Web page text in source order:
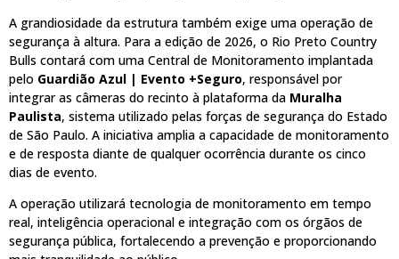
A grandiosidade da estrutura também exige uma operação de
segurança à altura. Para a edição de 2026, o Rio Preto Country
Bulls contará com uma Central de Monitoramento implantada
pelo Guardião Azul | Evento +Seguro, responsável por
integrar as câmeras do recinto à plataforma da Muralha
Paulista, sistema utilizado pelas forças de segurança do Estado
de São Paulo. A iniciativa amplia a capacidade de monitoramento
e de resposta diante de qualquer ocorrência durante os cinco
dias de evento.
A operação utilizará tecnologia de monitoramento em tempo
real, inteligência operacional e integração com os órgãos de
segurança pública, fortalecendo a prevenção e proporcionando